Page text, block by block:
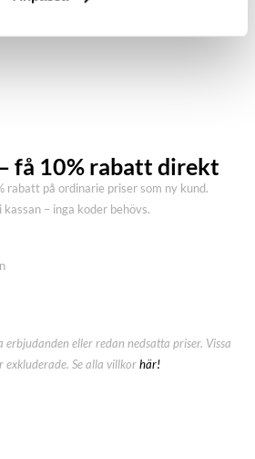
få 10% rabatt direkt
rabatt på ordinarie priser som ny kund.
– inga koder behövs.
erbjudanden eller redan nedsatta priser. Vissa
Se alla villkorhär!